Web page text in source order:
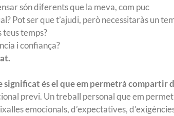
són diferents que la meva, com puc
Pot ser que t’ajudi, però necessitaràs un
temps?
i confiança?
és el que em permetrà compartir
previ. Un treball personal que em
emocionals, d’expectatives,